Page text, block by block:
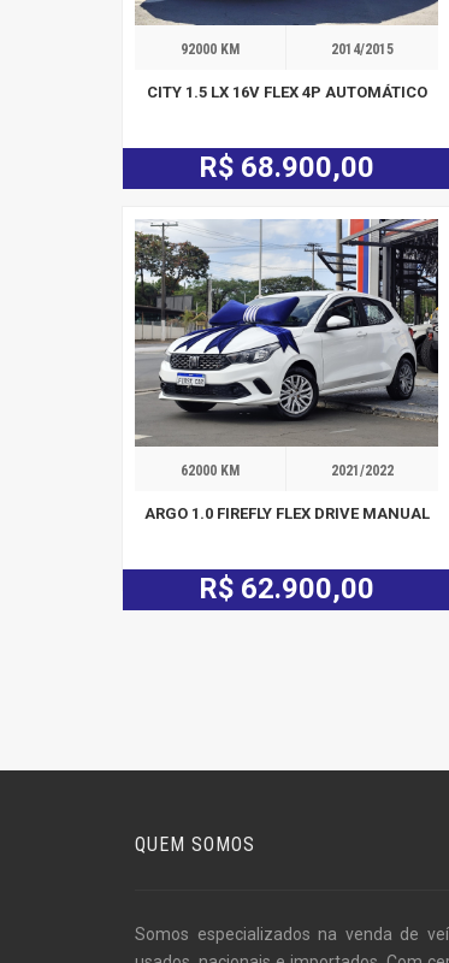
92000 KM 2014/2015
CITY 1.5 LX 16V FLEX 4P AUTOMÁTICO
R$ 68.900,00
62000 KM 2021/2022
ARGO 1.0 FIREFLY FLEX DRIVE MANUAL
R$ 62.900,00
QUEM SOMOS
Somos especializados na venda de